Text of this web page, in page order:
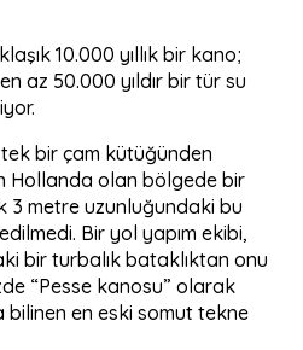
10.000 yıllık bir kano;
az 50.000 yıldır bir tür su
bir çam kütüğünden
Hollanda olan bölgede bir
3 metre uzunluğundaki bu
Bir yol yapım ekibi,
bir turbalık bataklıktan onu
“Pesse kanosu” olarak
en eski somut tekne